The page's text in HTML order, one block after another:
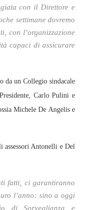
con il Direttore e
settimane dovremo
con l’organizzazione
capaci di assicurare
da un Collegio sindacale
Carlo Pulini e
Michele De Angelis e
assessori Antonelli e Del
fatti, ci garantiranno
l’anno: sino a oggi
di Sorveglianza e